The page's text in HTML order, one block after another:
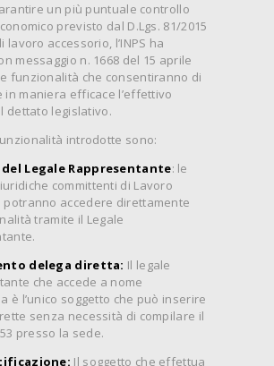
un più puntuale controllo
previsto dal D.Lgs. 81/2015
lavoro accessorio, l’INPS ha
messaggio n. 1668 del 15 aprile
funzionalità che consentiranno di
in maniera efficace l’effettivo
dettato legislativo.
introdotte sono:
del Legale Rappresentante: le
committenti di Lavoro
potranno accedere direttamente
tramite il Legale
delega diretta: Il legale
che accede a nome
è l’unico soggetto che può inserire
senza necessità di compilare il
presso la sede.
Il soggetto che effettua